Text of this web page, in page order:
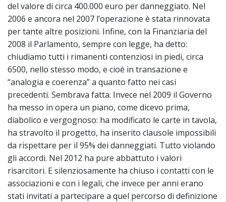
del valore di circa 400.000 euro per danneggiato. Nel
2006 e ancora nel 2007 l’operazione è stata rinnovata
per tante altre posizioni. Infine, con la Finanziaria del
2008 il Parlamento, sempre con legge, ha detto:
chiudiamo tutti i rimanenti contenziosi in piedi, circa
6500, nello stesso modo, e cioè in transazione e
“analogia e coerenza” a quanto fatto nei casi
precedenti. Sembrava fatta. Invece nel 2009 il Governo
ha messo in opera un piano, come dicevo prima,
diabolico e vergognoso: ha modificato le carte in tavola,
ha stravolto il progetto, ha inserito clausole impossibili
da rispettare per il 95% dei danneggiati. Tutto violando
gli accordi. Nel 2012 ha pure abbattuto i valori
risarcitori. E silenziosamente ha chiuso i contatti con le
associazioni e con i legali, che invece per anni erano
stati invitati a partecipare a quel percorso di definizione